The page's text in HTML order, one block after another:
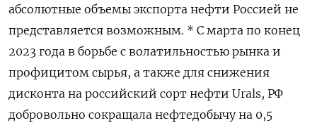
абсолютные объемы экспорта нефти Россией не
представляется возможным. * С марта по конец
2023 года в борьбе с волатильностью рынка и
профицитом сырья, а также для снижения
дисконта на российский сорт нефти Urals, РФ
добровольно сокращала нефтедобычу на 0,5